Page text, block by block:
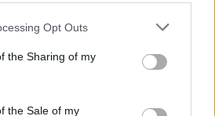
Opt Outs
the Sharing of my
the Sale of my
SOROZAT